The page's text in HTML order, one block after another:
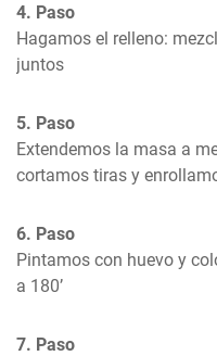
4. Paso
Hagamos el relleno:
juntos
5. Paso
Extendemos la masa a
cortamos tiras y
6. Paso
Pintamos con huevo y
a 180’
7. Paso